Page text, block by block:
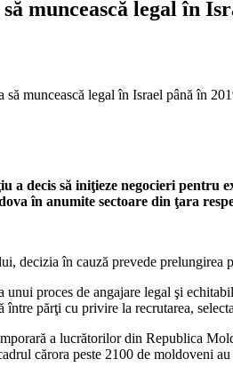
muncească legal în
muncească legal în Israel până în
a decis să iniţieze negocieri
în anumite sectoare din ţara
decizia în cauză prevede prelungirea
unui proces de angajare legal şi
între părţi cu privire la recrutarea,
a lucră­torilor din Republica
cărora peste 2100 de moldoveni